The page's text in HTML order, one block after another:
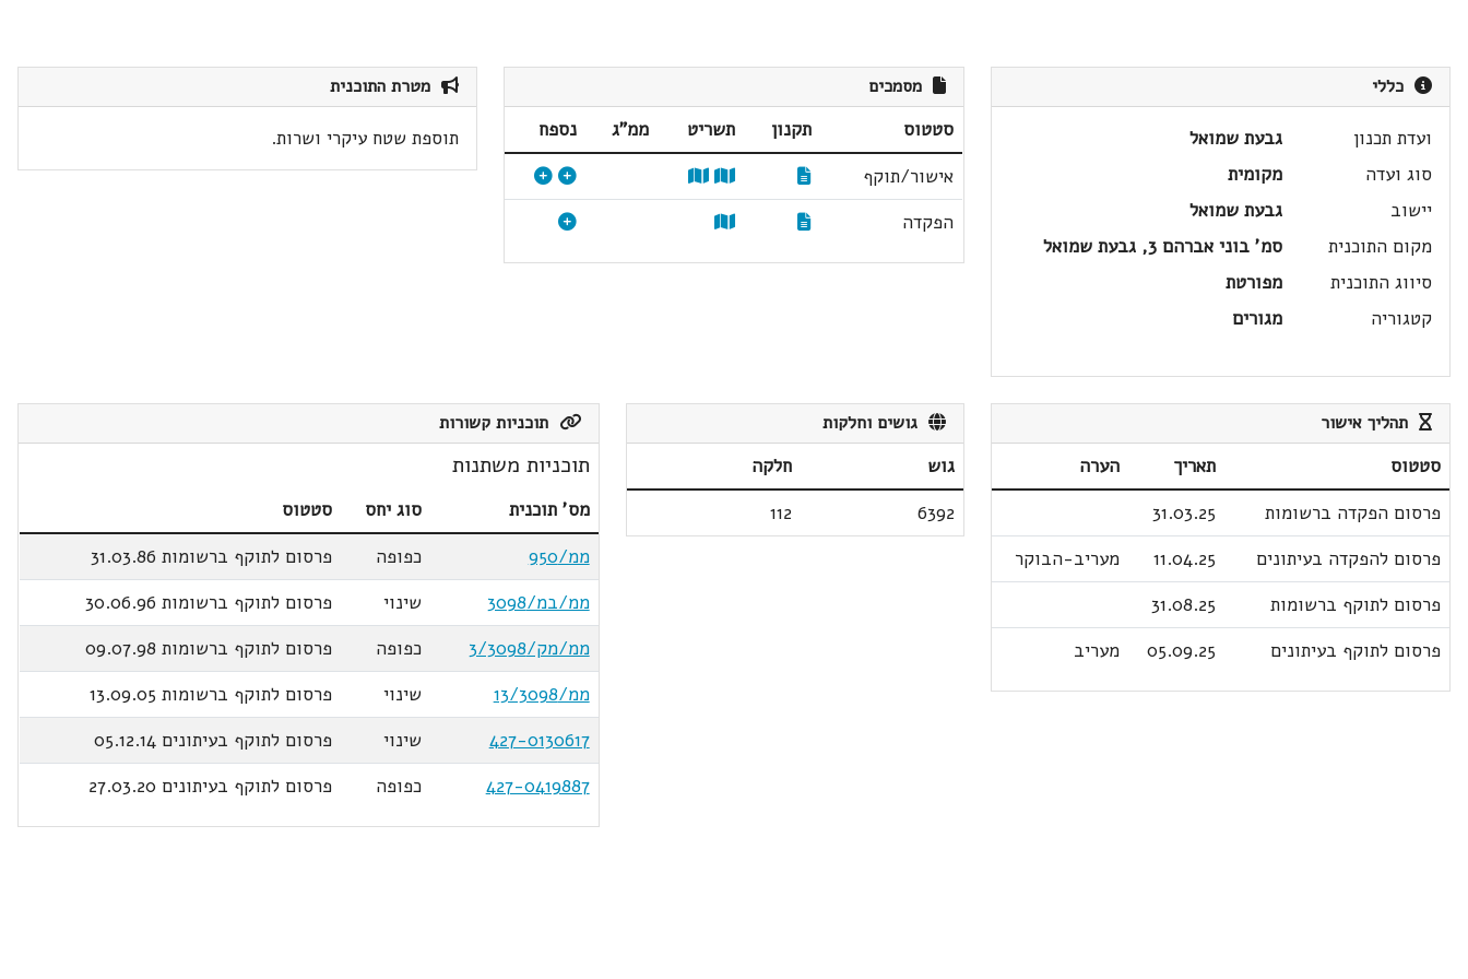
כללי
ועדת תכנון
גבעת שמואל
סוג ועדה
מקומית
יישוב
גבעת שמואל
מקום התוכנית
סמ' בוני אברהם 3, גבעת שמואל
סיווג התוכנית
מפורטת
קטגוריה
מגורים
מסמכים
סטטוס תקנון תשריט ממ"ג
נספח
אישור/תוקף
הפקדה
מטרת התוכנית
תוספת שטח עיקרי ושרות.
תהליך אישור
סטטוס תאריך
הערה
פרסום הפקדה ברשומות
31.03.25
פרסום להפקדה בעיתונים
11.04.25
מעריב-הבוקר
פרסום לתוקף ברשומות
31.08.25
פרסום לתוקף בעיתונים
05.09.25 מעריב
גושים וחלקות
גוש
חלקה
6392
112
תוכניות קשורות
תוכניות משתנות
מס' תוכנית סוג יחס
סטטוס
ממ/950
כפופה
פרסום לתוקף ברשומות 31.03.86
ממ/במ/3098
שינוי
פרסום לתוקף ברשומות 30.06.96
ממ/מק/3/3098
כפופה
פרסום לתוקף ברשומות 09.07.98
ממ/13/3098
שינוי
פרסום לתוקף ברשומות 13.09.05
427-0130617
שינוי
פרסום לתוקף בעיתונים 05.12.14
427-0419887
כפופה פרסום לתוקף בעיתונים 27.03.20